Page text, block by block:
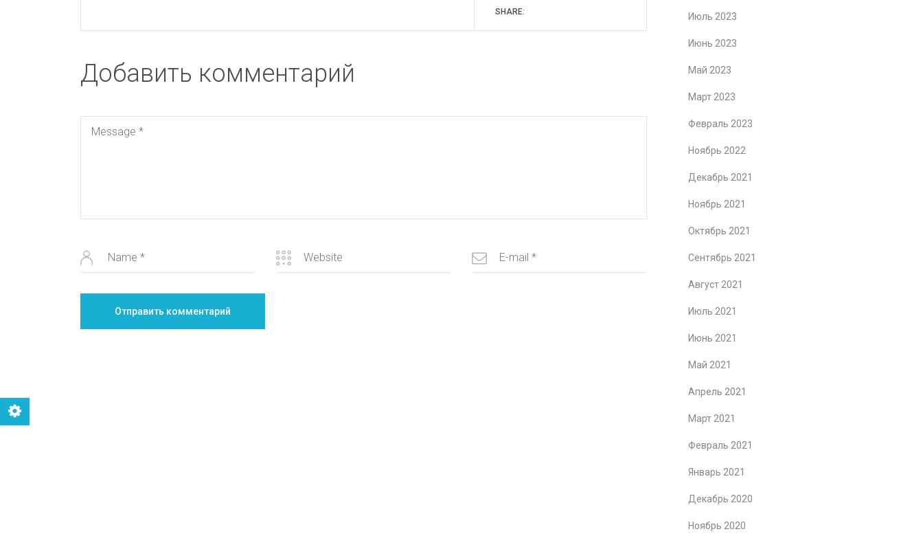
SHARE:
Добавить комментарий
Июль 2023
Июнь 2023
Май 2023
Март 2023
Февраль 2023
Ноябрь 2022
Декабрь 2021
Ноябрь 2021
Октябрь 2021
Сентябрь 2021
Август 2021
Июль 2021
Июнь 2021
Май 2021
Апрель 2021
Март 2021
Февраль 2021
Январь 2021
Декабрь 2020
Ноябрь 2020